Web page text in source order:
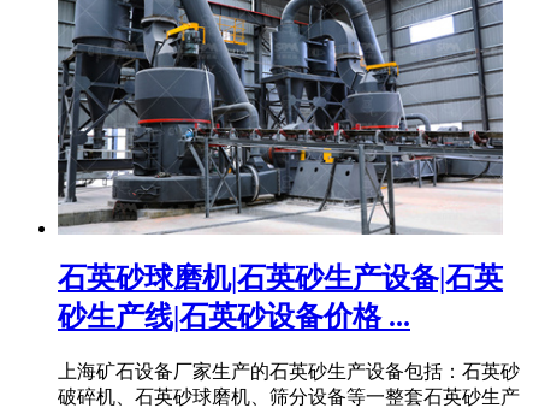
石英砂球磨机|石英砂生产设备|石英
砂生产线|石英砂设备价格 ...
上海矿石设备厂家生产的石英砂生产设备包括：石英砂
破碎机、石英砂球磨机、筛分设备等一整套石英砂生产